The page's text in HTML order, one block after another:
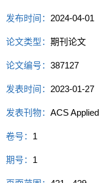
发布时间： 2024-04-01
论文类型：期刊论文
论文编号：387127
发表时间： 2023-01-27
发表刊物：ACS
卷号： 1
期号： 1